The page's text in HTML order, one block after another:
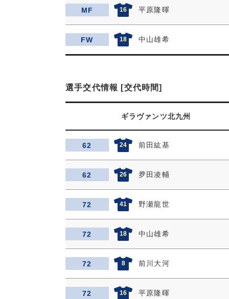
MF 16 平原隆暉
FW 18 中山雄希
選手交代情報 [交代時間]
ギラヴァンツ北九州
62 24 前田紘基
62 26 夛田凌輔
72 41 野瀬龍世
72 18 中山雄希
72 8 前川大河
72 16 平原隆暉